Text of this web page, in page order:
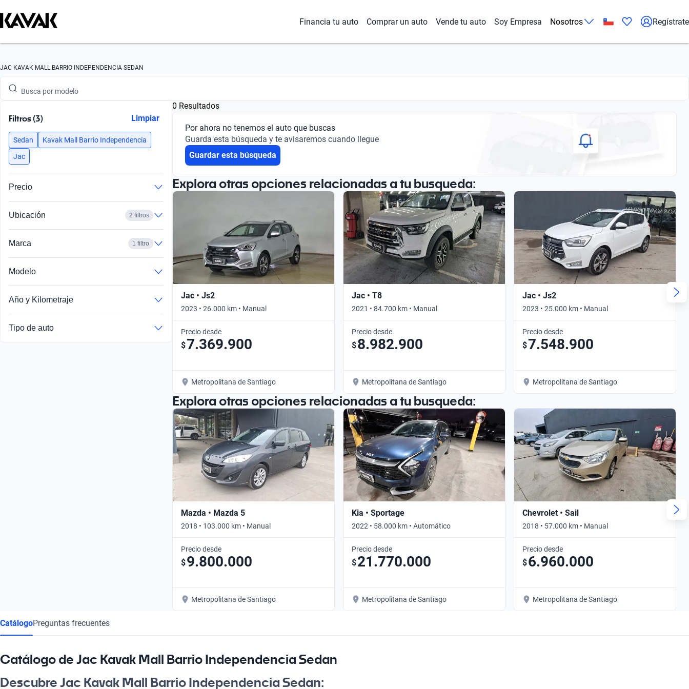
Financia tu auto Comprar un auto Vende tu auto Soy Empresa Nosotros Regístrate
JAC KAVAK MALL BARRIO INDEPENDENCIA SEDAN
Busca por marca
Busca por modelo
Busca por año
Busca por marca
Busca por versión
Filtros (3) Limpiar
Sedan
Kavak Mall Barrio Independencia
Jac
Precio
Ubicación 2 filtros
Marca 1 filtro
Modelo
Año y Kilometraje
Tipo de auto
0 Resultados
Por ahora no tenemos el auto que buscas
Guarda esta búsqueda y te avisaremos cuando llegue
Guardar esta búsqueda
Explora otras opciones relacionadas a tu busqueda:
Jac • Js2
2023 • 26.000 km • Manual
Precio desde
$7.369.900
Metropolitana de Santiago
Jac • T8
2021 • 84.700 km • Manual
Precio desde
$8.982.900
Metropolitana de Santiago
Jac • Js2
2023 • 25.000 km • Manual
Precio desde
$7.548.900
Metropolitana de Santiago
Explora otras opciones relacionadas a tu busqueda:
Mazda • Mazda 5
2018 • 103.000 km • Manual
Precio desde
$9.800.000
Metropolitana de Santiago
Kia • Sportage
2022 • 58.000 km • Automático
Precio desde
$21.770.000
Metropolitana de Santiago
Chevrolet • Sail
2018 • 57.000 km • Manual
Precio desde
$6.960.000
Metropolitana de Santiago
CatálogoPreguntas frecuentes
Catálogo de Jac Kavak Mall Barrio Independencia Sedan
Descubre Jac Kavak Mall Barrio Independencia Sedan: